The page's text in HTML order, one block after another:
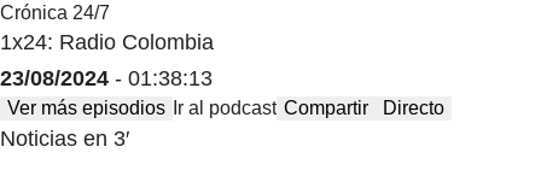
Crónica 24/7
1x24: Radio Colombia
23/08/2024 - 01:38:13
Ver más episodios Ir al podcast Compartir Directo
Noticias en 3′